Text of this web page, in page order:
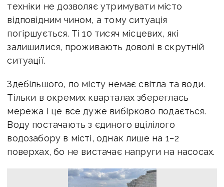
техніки не дозволяє утримувати місто
відповідним чином, а тому ситуація
погіршується. Ті 10 тисяч місцевих, які
залишилися, проживають доволі в скрутній
ситуації.
Здебільшого, по місту немає світла та води.
Тільки в окремих кварталах збереглась
мережа і це все дуже вибірково подається.
Воду постачають з єдиного вцілілого
водозабору в місті, однак лише на 1−2
поверхах, бо не вистачає напруги на насосах.